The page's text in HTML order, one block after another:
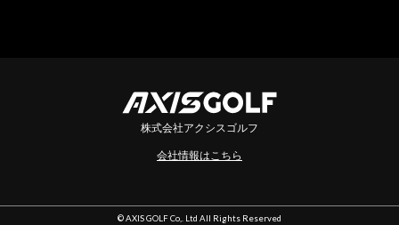
株式会社アクシスゴルフ
会社情報はこちら
© AXIS GOLF Co,. Ltd All Rights Reserved